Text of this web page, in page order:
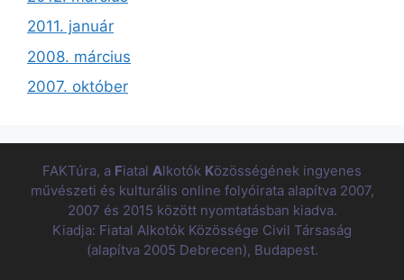
2011. január
2008. március
2007. október
FAKTúra, a Fiatal Alkotók Közösségének ingyenes
művészeti és kulturális online folyóirata alapítva 2007,
2007 és 2015 között nyomtatásban kiadva.
Kiadja: Fiatal Alkotók Közössége Civil Társaság
(alapítva 2005 Debrecen), Budapest.